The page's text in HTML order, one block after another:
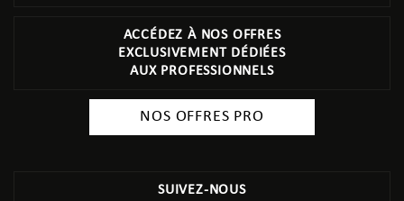
ACCÉDEZ À NOS OFFRES
EXCLUSIVEMENT DÉDIÉES
AUX PROFESSIONNELS
NOS OFFRES PRO
SUIVEZ-NOUS